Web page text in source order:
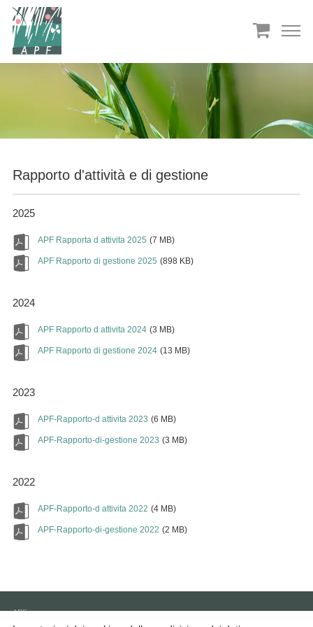
Rapporto d'attività e di gestione
2025
APF Rapporta d attivita 2025 (7 MB)
APF Rapporto di gestione 2025 (898 KB)
2024
APF Rapporto d attivita 2024 (3 MB)
APF Rapporto di gestione 2024 (13 MB)
2023
APF-Rapporto-d attivita 2023 (6 MB)
APF-Rapporto-di-gestione 2023 (3 MB)
2022
APF-Rapporto-d attivita 2022 (4 MB)
APF-Rapporto-di-gestione 2022 (2 MB)
APF